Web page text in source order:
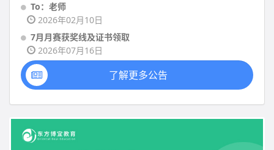
To：老师
2026年02月10日
7月月赛获奖线及证书领取
2026年07月16日
了解更多公告